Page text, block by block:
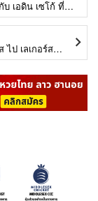
ก้ ที่ อินเตอร์ มิลาน
อร์ส เรียบร้อย